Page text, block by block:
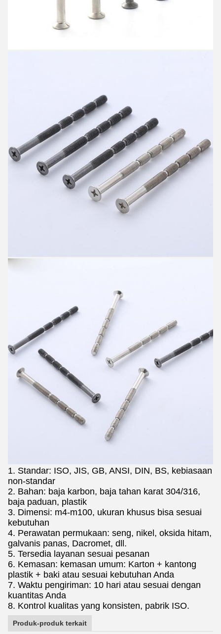
1. Standar: ISO, JIS, GB, ANSI, DIN, BS, kebiasaan
non-standar
2. Bahan: baja karbon, baja tahan karat 304/316,
baja paduan, plastik
3. Dimensi: m4-m100, ukuran khusus bisa sesuai
kebutuhan
4. Perawatan permukaan: seng, nikel, oksida hitam,
galvanis panas, Dacromet, dll.
5. Tersedia layanan sesuai pesanan
6. Kemasan: kemasan umum: Karton + kantong
plastik + baki atau sesuai kebutuhan Anda
7. Waktu pengiriman: 10 hari atau sesuai dengan
kuantitas Anda
8. Kontrol kualitas yang konsisten, pabrik ISO.
Produk-produk terkait